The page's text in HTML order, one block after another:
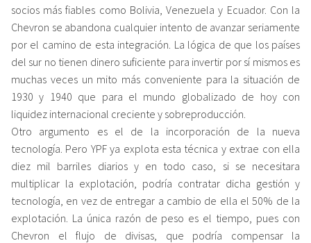
socios más fiables como Bolivia, Venezuela y Ecuador. Con la
Chevron se abandona cualquier intento de avanzar seriamente
por el camino de esta integración. La lógica de que los países
del sur no tienen dinero suficiente para invertir por sí mismos es
muchas veces un mito más conveniente para la situación de
1930 y 1940 que para el mundo globalizado de hoy con
liquidez internacional creciente y sobreproducción.
Otro argumento es el de la incorporación de la nueva
tecnología. Pero YPF ya explota esta técnica y extrae con ella
diez mil barriles diarios y en todo caso, si se necesitara
multiplicar la explotación, podría contratar dicha gestión y
tecnología, en vez de entregar a cambio de ella el 50% de la
explotación. La única razón de peso es el tiempo, pues con
Chevron el flujo de divisas, que podría compensar la